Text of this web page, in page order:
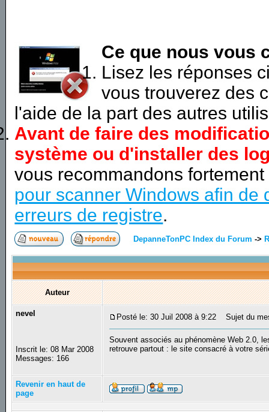
Ce que nous vous
Lisez les réponses
vous trouverez des
l'aide de la part des autres
Avant de faire des
système ou d'installer des
vous recommandons
pour scanner Windows afin de
erreurs de registre.
DepanneTonPC Index du Forum ->
Auteur
nevel
Inscrit le: 08 Mar 2008
Messages: 166
Posté le: 30 Juil 2008 à 9:22 Sujet du
Souvent associés au phénomène Web 2.0,
retrouve partout : le site consacré à votre
Revenir en haut de
page